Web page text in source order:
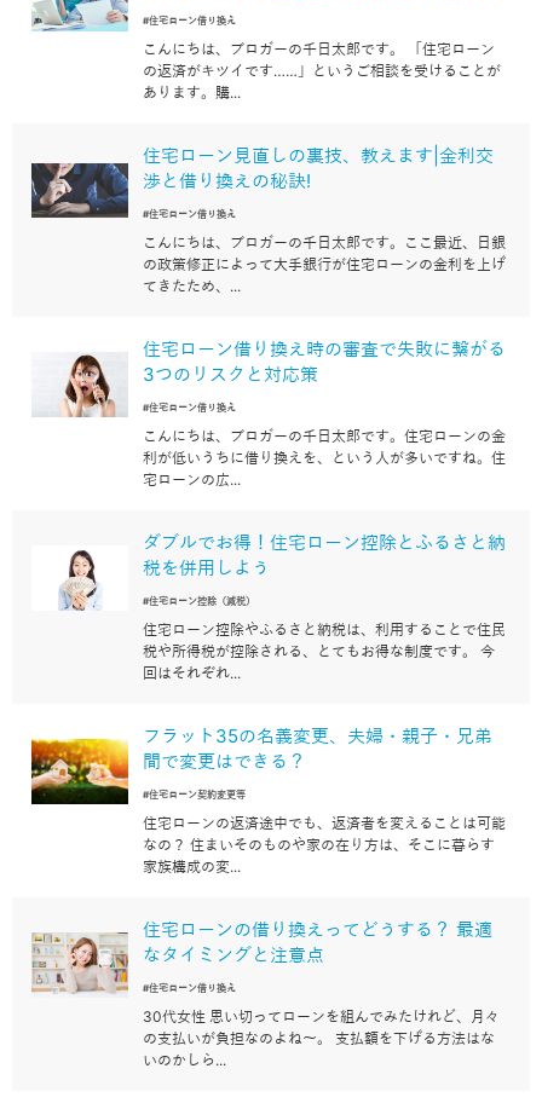
#住宅ローン借り換え
こんにちは、ブロガーの千日太郎です。 「住宅ローン
の返済がキツイです……」というご相談を受けることが
あります。購...
住宅ローン見直しの裏技、教えます|金利交
渉と借り換えの秘訣!
#住宅ローン借り換え
こんにちは、ブロガーの千日太郎です。ここ最近、日銀
の政策修正によって大手銀行が住宅ローンの金利を上げ
てきたため、...
住宅ローン借り換え時の審査で失敗に繋がる
3つのリスクと対応策
#住宅ローン借り換え
こんにちは、ブロガーの千日太郎です。住宅ローンの金
利が低いうちに借り換えを、という人が多いですね。住
宅ローンの広...
ダブルでお得！住宅ローン控除とふるさと納
税を併用しよう
#住宅ローン控除（減税）
住宅ローン控除やふるさと納税は、利用することで住民
税や所得税が控除される、とてもお得な制度です。 今
回はそれぞれ...
フラット35の名義変更、夫婦・親子・兄弟
間で変更はできる？
#住宅ローン契約変更等
住宅ローンの返済途中でも、返済者を変えることは可能
なの？ 住まいそのものや家の在り方は、そこに暮らす
家族構成の変...
住宅ローンの借り換えってどうする？ 最適
なタイミングと注意点
#住宅ローン借り換え
30代女性 思い切ってローンを組んでみたけれど、月々
の支払いが負担なのよね～。 支払額を下げる方法はな
いのかしら...